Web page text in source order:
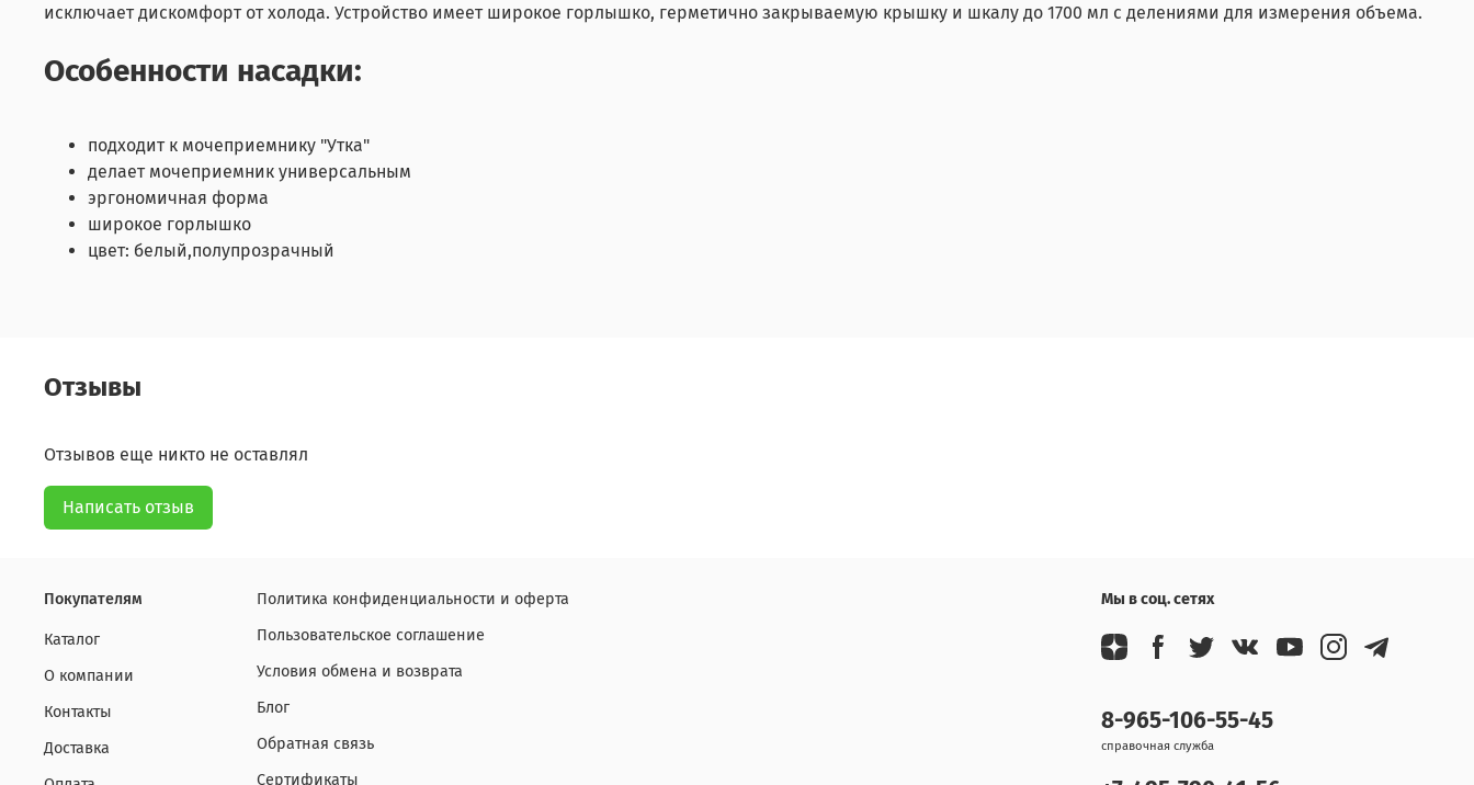
исключает дискомфорт от холода. Устройство имеет широкое горлышко, герметично закрываемую крышку и шкалу до 1700 мл с делениями для измерения объема.
Особенности насадки:
подходит к мочеприемнику "Утка"
делает мочеприемник универсальным
эргономичная форма
широкое горлышко
цвет: белый,полупрозрачный
Отзывы
Отзывов еще никто не оставлял
Написать отзыв
Покупателям
Каталог
О компании
Контакты
Доставка
Политика конфиденциальности и оферта
Пользовательское соглашение
Условия обмена и возврата
Блог
Обратная связь
Сертификаты
Мы в соц. сетях
8-965-106-55-45
справочная служба